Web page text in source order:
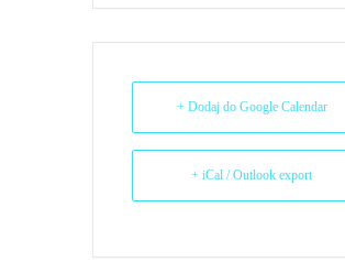
+ Dodaj do Google Calendar
+ iCal / Outlook export